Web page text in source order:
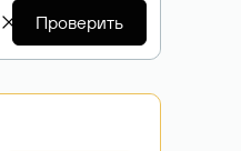
Проверить